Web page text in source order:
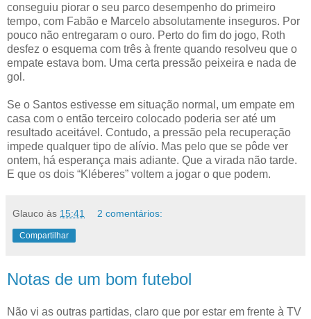
conseguiu piorar o seu parco desempenho do primeiro
tempo, com Fabão e Marcelo absolutamente inseguros. Por
pouco não entregaram o ouro. Perto do fim do jogo, Roth
desfez o esquema com três à frente quando resolveu que o
empate estava bom. Uma certa pressão peixeira e nada de
gol.
Se o Santos estivesse em situação normal, um empate em
casa com o então terceiro colocado poderia ser até um
resultado aceitável. Contudo, a pressão pela recuperação
impede qualquer tipo de alívio. Mas pelo que se pôde ver
ontem, há esperança mais adiante. Que a virada não tarde.
E que os dois “Kléberes” voltem a jogar o que podem.
Glauco às 15:41 2 comentários:
Compartilhar
Notas de um bom futebol
Não vi as outras partidas, claro que por estar em frente à TV